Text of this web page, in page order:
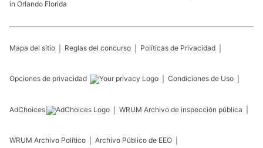
in Orlando Florida
Mapa del sitio Reglas del concurso Políticas de Privacidad
Opciones de privacidad Condiciones de Uso
AdChoices WRUM Archivo de inspección pública
WRUM Archivo Político Archivo Público de EEO